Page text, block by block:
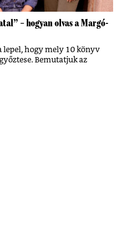
– hogyan olvas a Margó-
lepel, hogy mely 10 könyv
Bemutatjuk az